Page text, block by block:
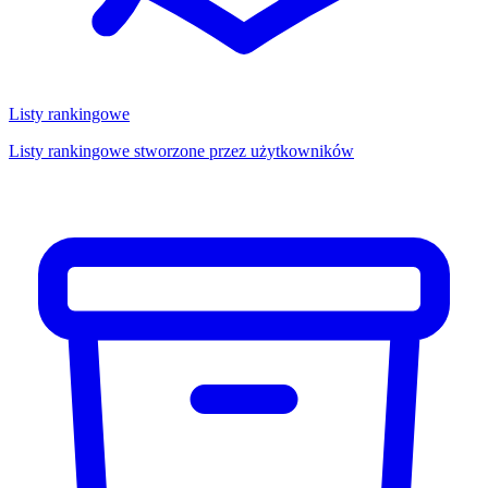
Listy rankingowe
Listy rankingowe stworzone przez użytkowników